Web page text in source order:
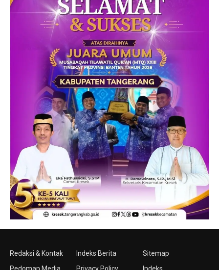
Redaksi & Kontak
Indeks Berita
Sitemap